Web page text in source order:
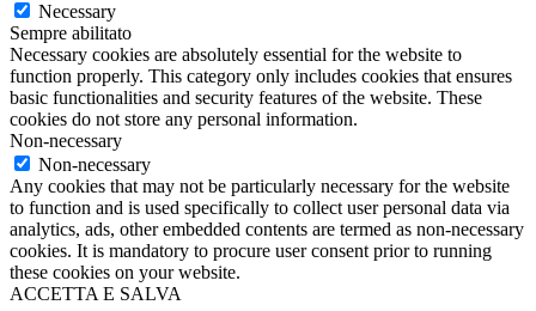
Necessary
Sempre abilitato
Necessary cookies are absolutely essential for the website to
function properly. This category only includes cookies that ensures
basic functionalities and security features of the website. These
cookies do not store any personal information.
Non-necessary
Non-necessary
Any cookies that may not be particularly necessary for the website
to function and is used specifically to collect user personal data via
analytics, ads, other embedded contents are termed as non-necessary
cookies. It is mandatory to procure user consent prior to running
these cookies on your website.
ACCETTA E SALVA